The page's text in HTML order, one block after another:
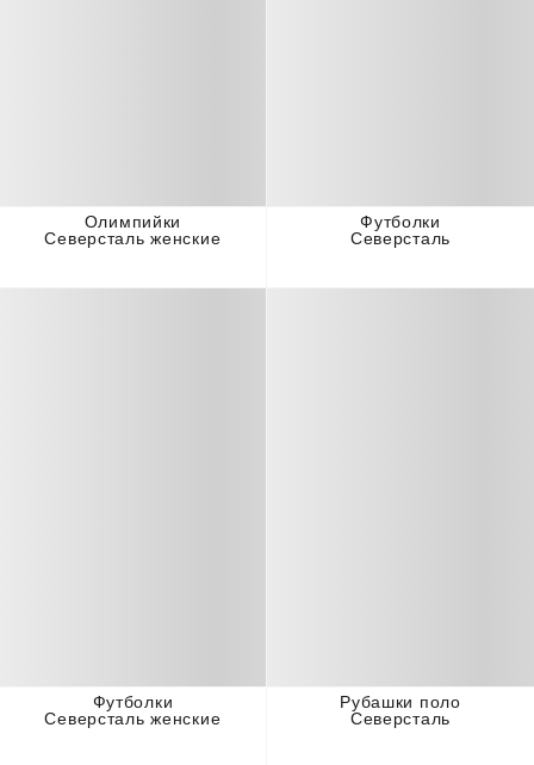
Олимпийки
Северсталь женские
Футболки
Северсталь
Футболки
Северсталь женские
Рубашки поло
Северсталь